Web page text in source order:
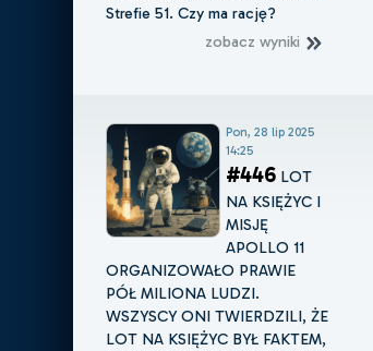
Strefie 51. Czy ma rację?
zobacz wyniki
Pon, 28 lip 2025
14:25
#446 LOT
NA KSIĘŻYC I
MISJĘ
APOLLO 11
ORGANIZOWAŁO PRAWIE
PÓŁ MILIONA LUDZI.
WSZYSCY ONI TWIERDZILI, ŻE
LOT NA KSIĘŻYC BYŁ FAKTEM,